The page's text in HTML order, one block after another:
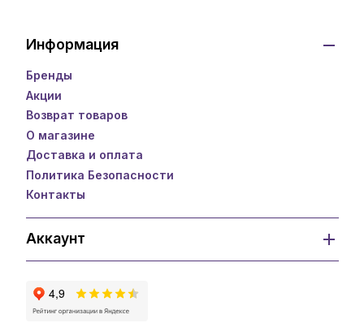
Информация
Бренды
Акции
Возврат товаров
О магазине
Доставка и оплата
Политика Безопасности
Контакты
Аккаунт